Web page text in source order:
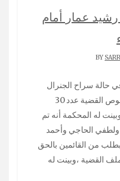
عمار أمام
رشيد عمار وذلك للاستماع له بخصوص القضية عدد 30
له المحكمة أنه تم
الحاجي وأحمد
من القائمين بالحق
القضية ،وبينت له